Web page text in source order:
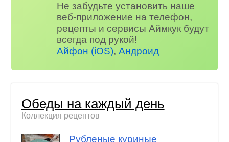
Не забудьте установить наше
веб-приложение на телефон,
рецепты и сервисы Аймкук будут
всегда под рукой!
Айфон (iOS),Андроид
Обеды на каждый день
Коллекция рецептов
Рубленые куриные